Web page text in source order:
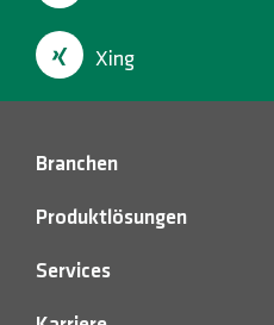
Xing
Branchen
Produktlösungen
Services